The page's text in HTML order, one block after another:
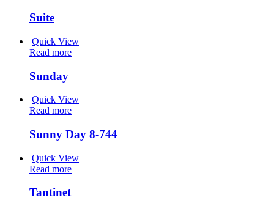
Suite
Quick View
Read more
Sunday
Quick View
Read more
Sunny Day 8-744
Quick View
Read more
Tantinet